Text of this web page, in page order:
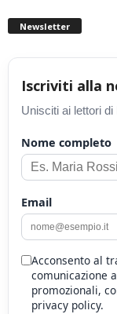
Newsletter
Iscriviti alla
Unisciti ai lettori
Nome completo
Email
Acconsento al
comunicazione
promozionali,
privacy policy.